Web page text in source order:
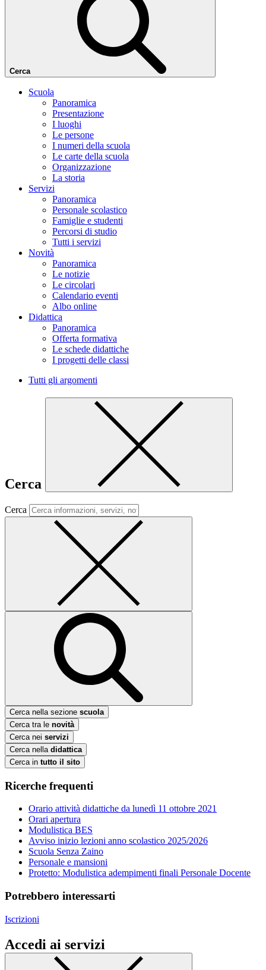
Cerca
Scuola
Panoramica
Presentazione
I luoghi
Le persone
I numeri della scuola
Le carte della scuola
Organizzazione
La storia
Servizi
Panoramica
Personale scolastico
Famiglie e studenti
Percorsi di studio
Tutti i servizi
Novità
Panoramica
Le notizie
Le circolari
Calendario eventi
Albo online
Didattica
Panoramica
Offerta formativa
Le schede didattiche
I progetti delle classi
Tutti gli argomenti
Cerca
Cerca
Cerca nella sezione scuola
Cerca tra le novità
Cerca nei servizi
Cerca nella didattica
Cerca in tutto il sito
Ricerche frequenti
Orario attività didattiche da lunedì 11 ottobre 2021
Orari apertura
Modulistica BES
Avviso inizio lezioni anno scolastico 2025/2026
Scuola Senza Zaino
Personale e mansioni
Protetto: Modulistica adempimenti finali Personale Docente
Potrebbero interessarti
Iscrizioni
Accedi ai servizi